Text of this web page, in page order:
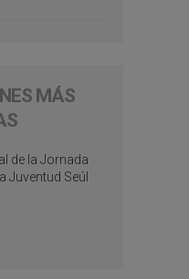
MÁS
de la Jornada
Juventud Seúl